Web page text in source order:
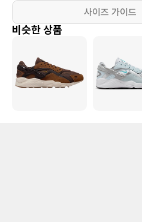
사이즈 가이드
비슷한 상품